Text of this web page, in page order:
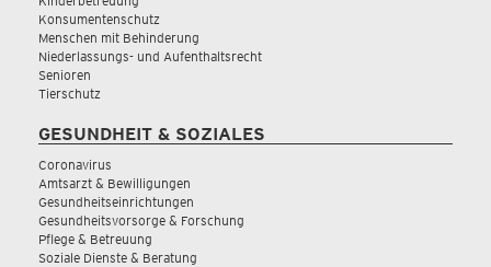
Konsumentenschutz
Menschen mit Behinderung
Niederlassungs- und Aufenthaltsrecht
Senioren
Tierschutz
GESUNDHEIT & SOZIALES
Coronavirus
Amtsarzt & Bewilligungen
Gesundheitseinrichtungen
Gesundheitsvorsorge & Forschung
Pflege & Betreuung
Soziale Dienste & Beratung